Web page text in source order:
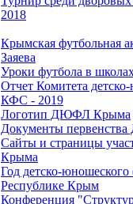
2018
Крымская футбольная
Заяева
Уроки футбола в
Отчет Комитета
КФС - 2019
Логотип ДЮФЛ Крыма
Документы
Сайты и страницы
Крыма
Год детско-юношеского
Республике Крым
Конференция